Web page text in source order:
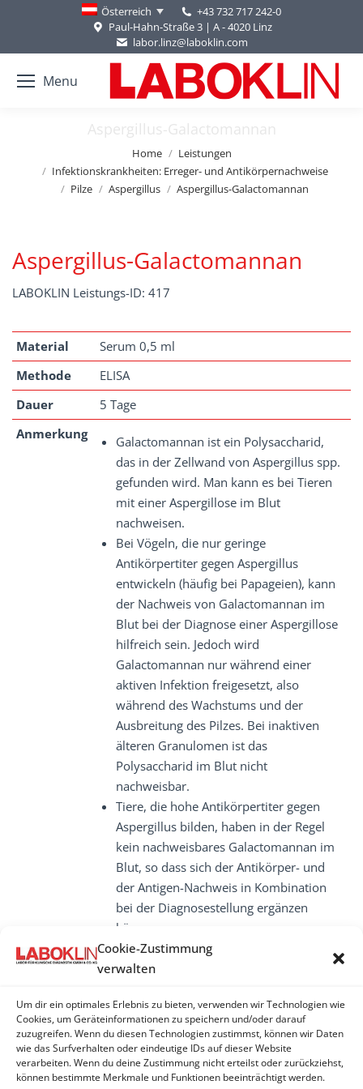
Cookie-Zustimmung
verwalten
Um dir ein optimales Erlebnis zu bieten, verwenden wir Technologien wie
Cookies, um Geräteinformationen zu speichern und/oder darauf
zuzugreifen. Wenn du diesen Technologien zustimmst, können wir Daten
wie das Surfverhalten oder eindeutige IDs auf dieser Website
verarbeiten. Wenn du deine Zustimmung nicht erteilst oder zurückziehst,
können bestimmte Merkmale und Funktionen beeinträchtigt werden.
Österreich
+43 732 717 242-0
Paul-Hahn-Straße 3 | A - 4020 Linz
labor.linz@laboklin.com
Menu
Aspergillus-Galactomannan
Home
Leistungen
Infektionskrankheiten: Erreger- und Antikörpernachweise
Pilze
Aspergillus Aspergillus-Galactomannan
Aspergillus-Galactomannan
LABOKLIN Leistungs-ID: 417
Material
Serum 0,5 ml
Methode
ELISA
Dauer
5 Tage
Anmerkung
Galactomannan ist ein Polysaccharid,
das in der Zellwand von Aspergillus spp.
gefunden wird. Man kann es bei Tieren
mit einer Aspergillose im Blut
nachweisen.
Bei Vögeln, die nur geringe
Antikörpertiter gegen Aspergillus
entwickeln (häufig bei Papageien), kann
der Nachweis von Galactomannan im
Blut bei der Diagnose einer Aspergillose
hilfreich sein. Jedoch wird
Galactomannan nur während einer
aktiven Infektion freigesetzt, also
während des Wachstums und der
Ausbreitung des Pilzes. Bei inaktiven
älteren Granulomen ist das
Polysaccharid im Blut nicht
nachweisbar.
Tiere, die hohe Antikörpertiter gegen
Aspergillus bilden, haben in der Regel
kein nachweisbares Galactomannan im
Blut, so dass sich der Antikörper- und
der Antigen-Nachweis in Kombination
bei der Diagnosestellung ergänzen
können.
ASPERGILLUS
Aspergillus - Antikörper
Aspergillus-Galactomannan